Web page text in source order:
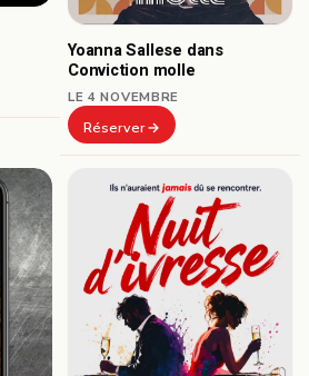
Yoanna Sallese dans
Conviction molle
LE 4 NOVEMBRE
Réserver